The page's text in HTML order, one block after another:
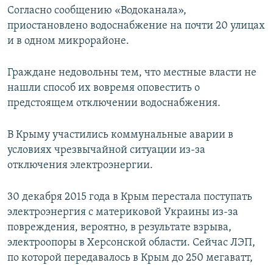
Согласно сообщению «Водоканала»,
приостановлено водоснабжение на почти 20 улицах
и в одном микрорайоне.
Граждане недовольны тем, что местные власти не
нашли способ их вовремя оповестить о
предстоящем отключении водоснабжения.
В Крыму участились коммунальные аварии в
условиях чрезвычайной ситуации из-за
отключения электроэнергии.
30 декабря 2015 года в Крым перестала поступать
электроэнергия с материковой Украины из-за
повреждения, вероятно, в результате взрыва,
электроопоры в Херсонской области. Сейчас ЛЭП,
по которой передавалось в Крым до 250 мегаватт,